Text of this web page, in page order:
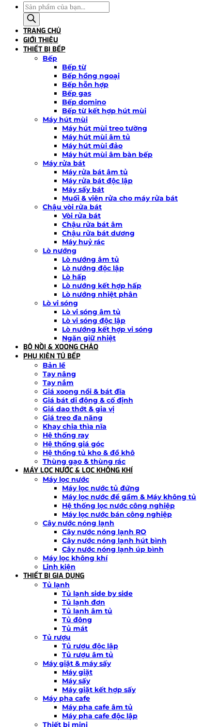
Tìm
kiếm
sản
phẩm
TRANG CHỦ
GIỚI THIỆU
THIẾT BỊ BẾP
Bếp
Bếp từ
Bếp hồng ngoại
Bếp hỗn hợp
Bếp gas
Bếp domino
Bếp từ kết hợp hút mùi
Máy hút mùi
Máy hút mùi treo tường
Máy hút mùi âm tủ
Máy hút mùi đảo
Máy hút mùi âm bàn bếp
Máy rửa bát
Máy rửa bát âm tủ
Máy rửa bát độc lập
Máy sấy bát
Muối & viên rửa cho máy rửa bát
Chậu vòi rửa bát
Vòi rửa bát
Chậu rửa bát âm
Chậu rửa bát dương
Máy huỷ rác
Lò nướng
Lò nướng âm tủ
Lò nướng độc lập
Lò hấp
Lò nướng kết hợp hấp
Lò nướng nhiệt phân
Lò vi sóng
Lò vi sóng âm tủ
Lò vi sóng độc lập
Lò nướng kết hợp vi sóng
Ngăn giữ nhiệt
BỘ NỒI & XOONG CHẢO
PHỤ KIỆN TỦ BẾP
Bản lề
Tay nâng
Tay nắm
Giá xoong nồi & bát đĩa
Giá bát di động & cố định
Giá dao thớt & gia vị
Giá treo đa năng
Khay chia thìa nĩa
Hệ thống ray
Hệ thống giá góc
Hệ thống tủ kho & đồ khô
Thùng gạo & thùng rác
MÁY LỌC NƯỚC & LỌC KHÔNG KHÍ
Máy lọc nước
Máy lọc nước tủ đứng
Máy lọc nước để gầm & Máy không tủ
Hệ thống lọc nước công nghiệp
Máy lọc nước bán công nghiệp
Cây nước nóng lạnh
Cây nước nóng lạnh RO
Cây nước nóng lạnh hút bình
Cây nước nóng lạnh úp bình
Máy lọc không khí
Linh kiện
THIẾT BỊ GIA DỤNG
Tủ lạnh
Tủ lạnh side by side
Tủ lạnh đơn
Tủ lạnh âm tủ
Tủ đông
Tủ mát
Tủ rượu
Tủ rượu độc lập
Tủ rượu âm tủ
Máy giặt & máy sấy
Máy giặt
Máy sấy
Máy giặt kết hợp sấy
Máy pha cafe
Máy pha cafe âm tủ
Máy pha cafe độc lập
Thiết bị mini